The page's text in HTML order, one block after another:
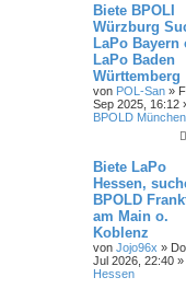
Biete BPOLI
Würzburg
LaPo Bayern
LaPo Baden
Württemberg
von POL-San »
Sep 2025, 16:12
BPOLD München
Biete LaPo
Hessen,
BPOLD
am Main o.
Koblenz
von Jojo96x »
Jul 2026, 22:40 »
Hessen